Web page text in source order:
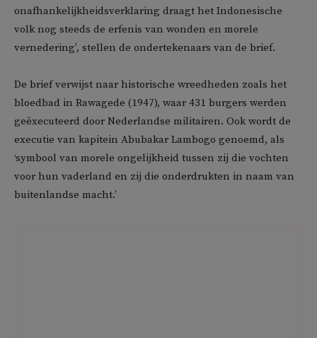
onafhankelijkheidsverklaring draagt het Indonesische
volk nog steeds de erfenis van wonden en morele
vernedering’, stellen de ondertekenaars van de brief.
De brief verwijst naar historische wreedheden zoals het
bloedbad in Rawagede (1947), waar 431 burgers werden
geëxecuteerd door Nederlandse militairen. Ook wordt de
executie van kapitein Abubakar Lambogo genoemd, als
‘symbool van morele ongelijkheid tussen zij die vochten
voor hun vaderland en zij die onderdrukten in naam van
buitenlandse macht.’